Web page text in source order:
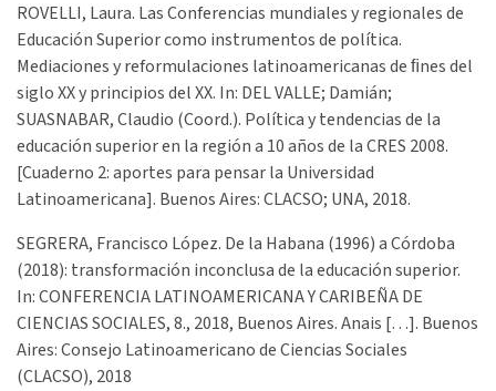
ROVELLI, Laura. Las Conferencias mundiales y regionales de
Educación Superior como instrumentos de política.
Mediaciones y reformulaciones latinoamericanas de ﬁnes del
siglo XX y principios del XX. In: DEL VALLE; Damián;
SUASNABAR, Claudio (Coord.). Política y tendencias de la
educación superior en la región a 10 años de la CRES 2008.
[Cuaderno 2: aportes para pensar la Universidad
Latinoamericana]. Buenos Aires: CLACSO; UNA, 2018.
SEGRERA, Francisco López. De la Habana (1996) a Córdoba
(2018): transformación inconclusa de la educación superior.
In: CONFERENCIA LATINOAMERICANA Y CARIBEÑA DE
CIENCIAS SOCIALES, 8., 2018, Buenos Aires. Anais […]. Buenos
Aires: Consejo Latinoamericano de Ciencias Sociales
(CLACSO), 2018